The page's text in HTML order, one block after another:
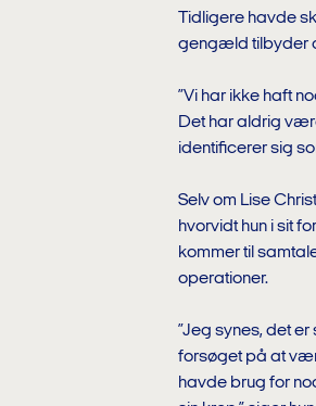
Tidligere havde
gengæld tilbyder
”Vi har ikke haft
Det har aldrig
identificerer sig
Selv om Lise
hvorvidt hun i sit
kommer til
operationer.
”Jeg synes, det
forsøget på at
havde brug for